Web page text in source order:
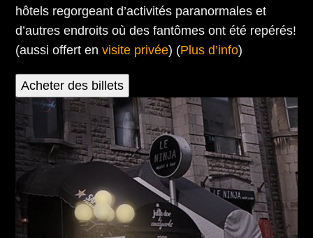
hôtels regorgeant d’activités paranormales et
d’autres endroits où des fantômes ont été repérés!
(aussi offert envisite privée) (Plus d’info)
Acheter des billets